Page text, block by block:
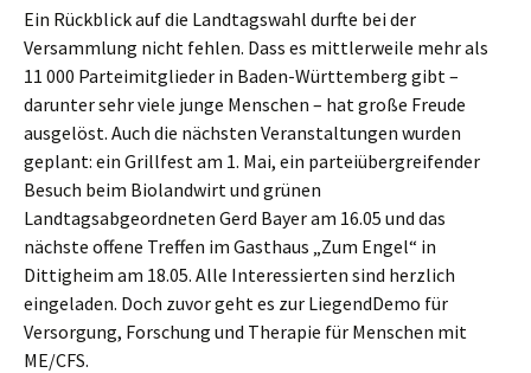
Ein Rückblick auf die Landtagswahl durfte bei der
Versammlung nicht fehlen. Dass es mittlerweile mehr als
11 000 Parteimitglieder in Baden-Württemberg gibt –
darunter sehr viele junge Menschen – hat große Freude
ausgelöst. Auch die nächsten Veranstaltungen wurden
geplant: ein Grillfest am 1. Mai, ein parteiübergreifender
Besuch beim Biolandwirt und grünen
Landtagsabgeordneten Gerd Bayer am 16.05 und das
nächste offene Treffen im Gasthaus „Zum Engel“ in
Dittigheim am 18.05. Alle Interessierten sind herzlich
eingeladen. Doch zuvor geht es zur LiegendDemo für
Versorgung, Forschung und Therapie für Menschen mit
ME/CFS.